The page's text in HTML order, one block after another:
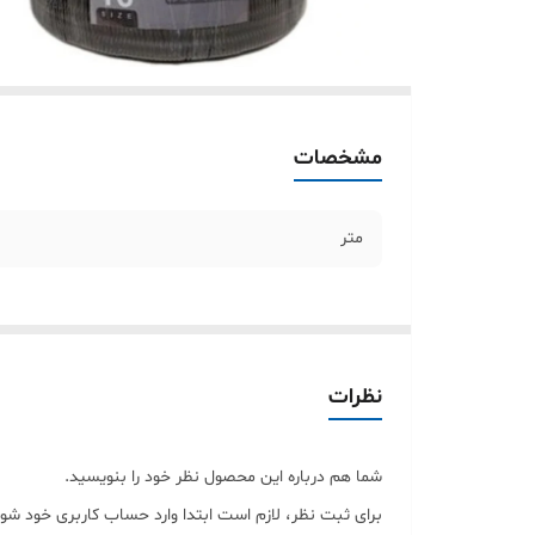
مشخصات
متر
نظرات
شما هم درباره این محصول نظر خود را بنویسید.
برای ثبت نظر، لازم است ابتدا وارد حساب کاربری خود